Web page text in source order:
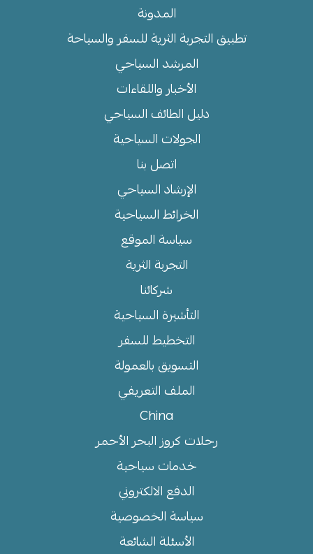
المدونة
تطبيق التجربة الثرية للسفر والسياحة
المرشد السياحي
الأخبار واللقاءات
دليل الطائف السياحي
الجولات السياحية
اتصل بنا
الإرشاد السياحي
الخرائط السياحية
سياسة الموقع
التجربة الثرية
شركائنا
التأشيرة السياحية
التخطيط للسفر
التسويق بالعمولة
الملف التعريفي
China
رحلات كروز البحر الأحمر
خدمات سياحية
الدفع الالكتروني
سياسة الخصوصية
الأسئلة الشائعة